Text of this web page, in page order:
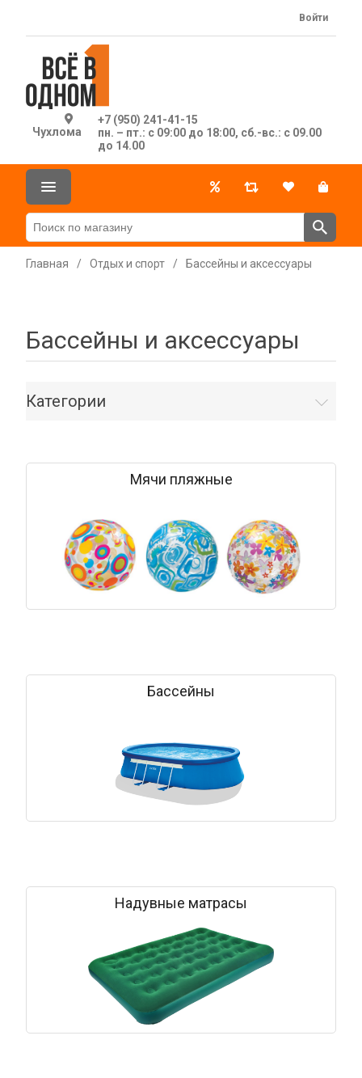
Чухлома
+7 (950) 241-41-15
пн. – пт.: с 09:00 до 18:00, сб.-вс.: с 09.00
до 14.00
Войти
Главная / Отдых и спорт / Бассейны и аксессуары
Бассейны и аксессуары
Категории
Мячи пляжные
Бассейны
Надувные матрасы